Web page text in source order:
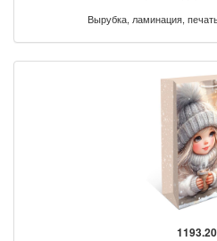
Вырубка, ламинация,